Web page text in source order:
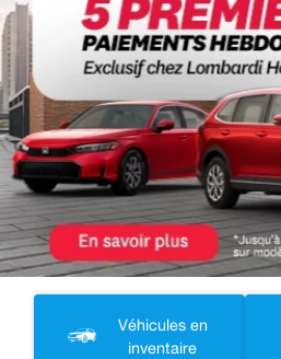
Previous
Véhicules en
inventaire